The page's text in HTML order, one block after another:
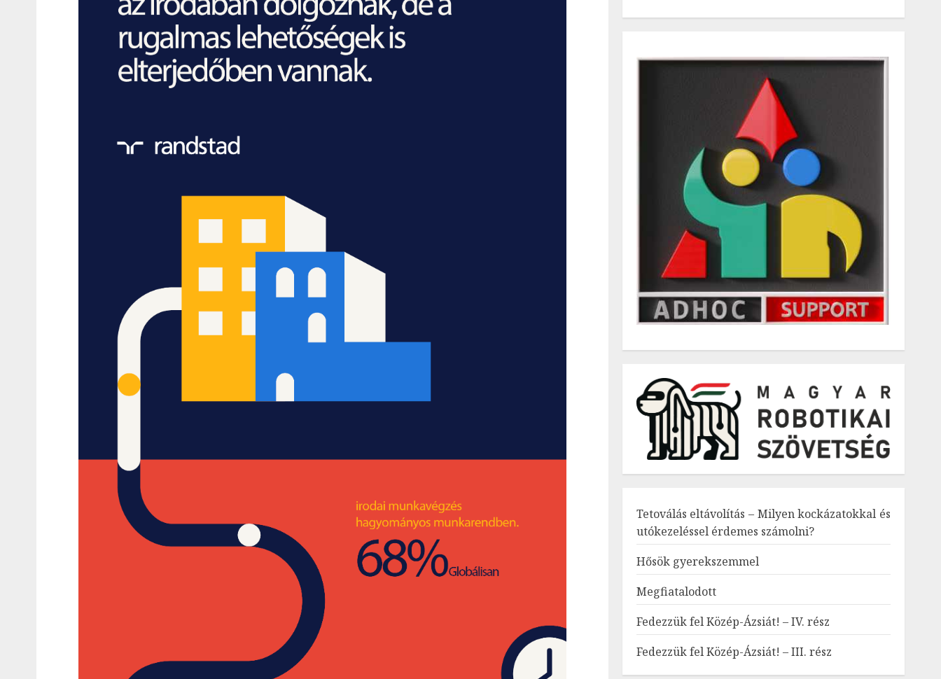
Tetoválás eltávolítás – Milyen kockázatokkal és
utókezeléssel érdemes számolni?
Hősök gyerekszemmel
Megfiatalodott
Fedezzük fel Közép-Ázsiát! – IV. rész
Fedezzük fel Közép-Ázsiát! – III. rész